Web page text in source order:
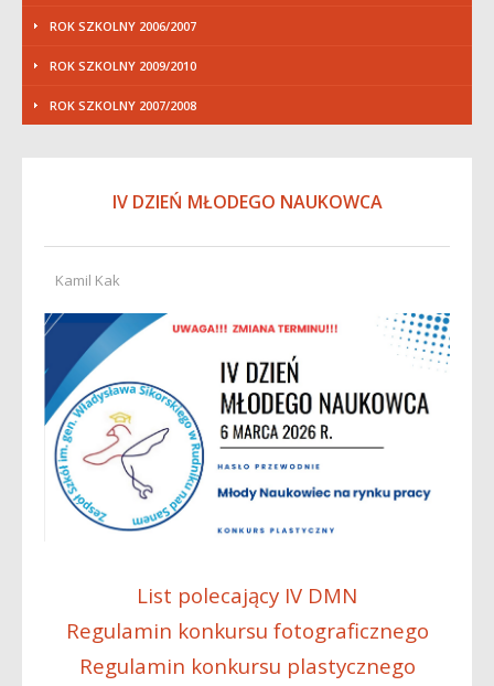
ROK SZKOLNY 2006/2007
ROK SZKOLNY 2009/2010
ROK SZKOLNY 2007/2008
IV DZIEŃ MŁODEGO NAUKOWCA
Kamil Kak
List polecający IV DMN
Regulamin konkursu fotograficznego
Regulamin konkursu plastycznego